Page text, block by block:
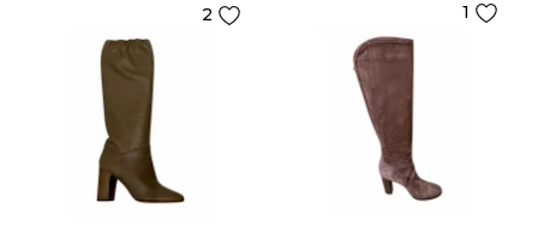
2 1